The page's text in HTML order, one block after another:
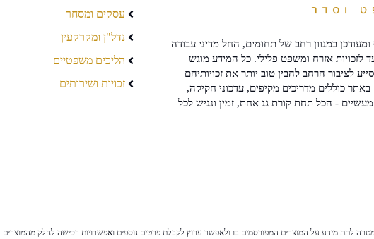
במגוון רחב של תחומים, החל מדיני עבודה
לזכויות אזרח ומשפט פלילי. כל המידע מוגש
לציבור הרחב להבין טוב יותר את זכויותיהם
כוללים מדריכים מקיפים, עדכוני חקיקה,
מעשיים - הכל תחת קורת גג אחת, זמין ונגיש לכל
עסקים ומסחר
נדל"ן ומקרקעין
הליכים משפטיים
זכויות ושירותים
לתת מידע על המוצרים המפורסמים בו ולאפשר ערוץ לקבלת פרטים נוספים ואפשרויות רכישה לחלק מהמוצרים